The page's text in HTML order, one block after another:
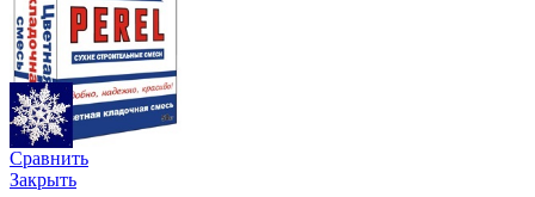
Сравнить
Закрыть